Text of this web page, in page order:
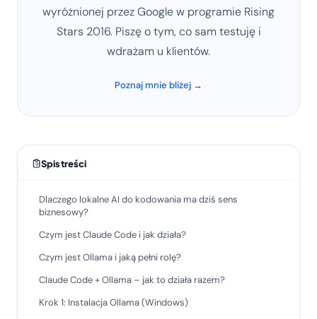
wyróżnionej przez Google w programie Rising
Stars 2016. Piszę o tym, co sam testuję i
wdrażam u klientów.
Poznaj mnie bliżej →
Spis treści
Dlaczego lokalne AI do kodowania ma dziś sens
biznesowy?
Czym jest Claude Code i jak działa?
Czym jest Ollama i jaką pełni rolę?
Claude Code + Ollama – jak to działa razem?
Krok 1: Instalacja Ollama (Windows)